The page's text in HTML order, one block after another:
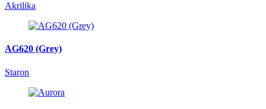
Akrilika
AG620 (Grey)
Staron